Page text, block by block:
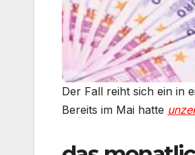
Der Fall reiht sich ein in
Bereits im Mai hatte